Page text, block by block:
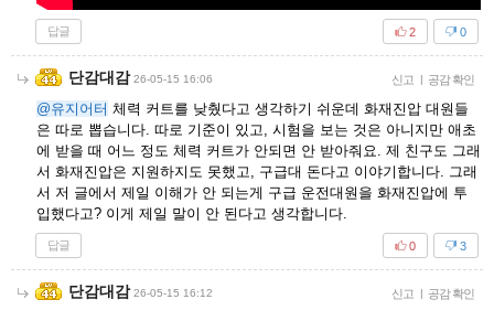
답글 0
2
단감대감 26-05-15 16:06 신고 | 공감 확인
@유지어터 체력 커트를 낮췄다고 생각하기 쉬운데 화재진압 대원들
은 따로 뽑습니다. 따로 기준이 있고, 시험을 보는 것은 아니지만 애초
에 받을 때 어느 정도 체력 커트가 안되면 안 받아줘요. 제 친구도 그래
서 화재진압은 지원하지도 못했고, 구급대 돈다고 이야기합니다. 그래
서 저 글에서 제일 이해가 안 되는게 구급 운전대원을 화재진압에 투
입했다고? 이게 제일 말이 안 된다고 생각합니다.
답글 3
0
단감대감 26-05-15 16:12 신고 | 공감 확인